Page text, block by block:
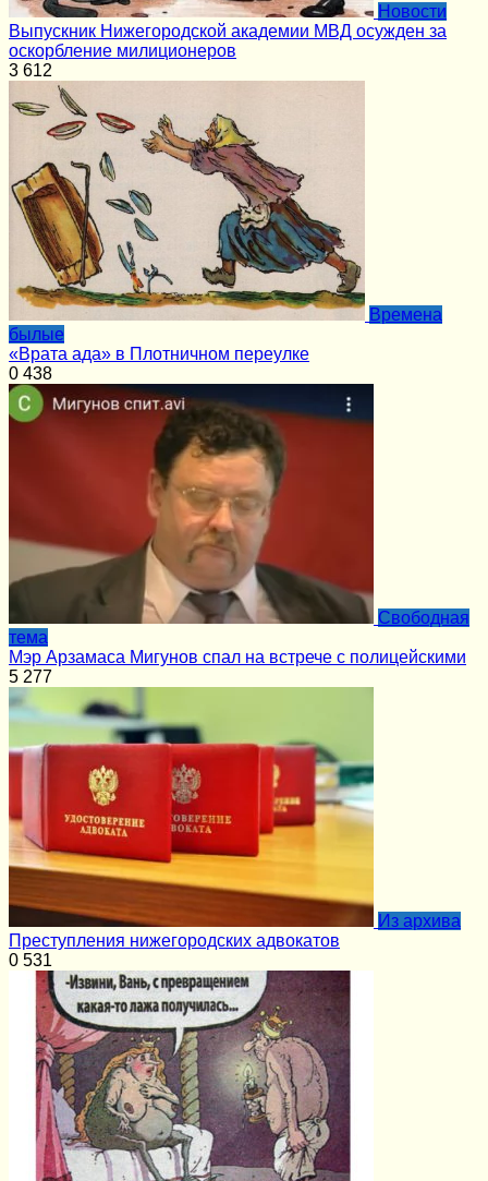
Новости
Выпускник Нижегородской академии МВД осужден за
оскорбление милиционеров
3 612
Времена
былые
«Врата ада» в Плотничном переулке
0 438
Cвободная
тема
Мэр Арзамаса Мигунов спал на встрече с полицейскими
5 277
Из архива
Преступления нижегородских адвокатов
0 531